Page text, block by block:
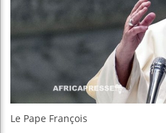
Le Pape François